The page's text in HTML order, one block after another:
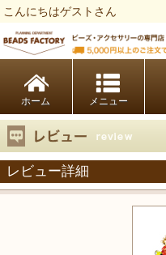
こんにちはゲストさん
ホーム
レビュー詳細